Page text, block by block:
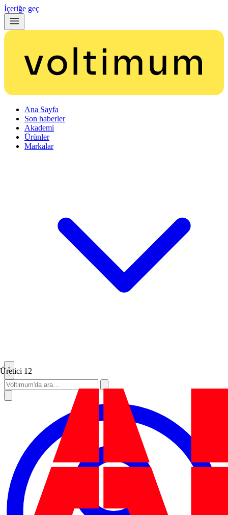
İçeriğe geç
Ana Sayfa
Son haberler
Akademi
Ürünler
Markalar
Üretici 12